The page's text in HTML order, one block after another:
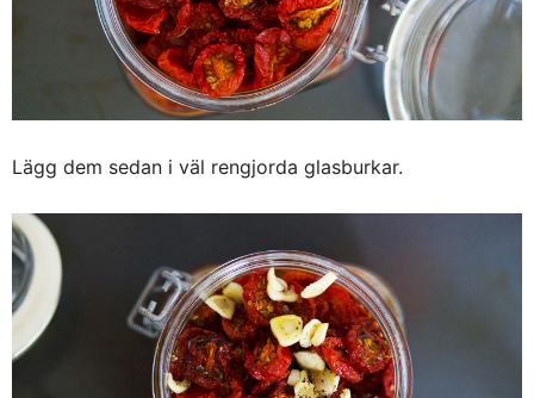
Lägg dem sedan i väl rengjorda glasburkar.